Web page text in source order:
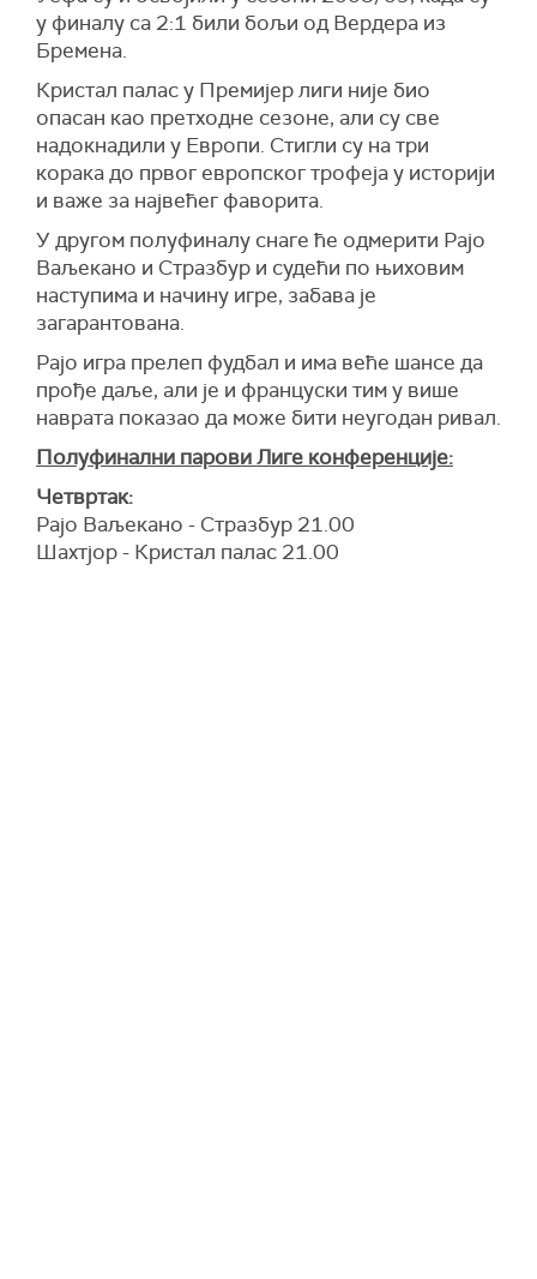
у финалу са 2:1 били бољи од Вердера из
Бремена.
Кристал палас у Премијер лиги није био
опасан као претходне сезоне, али су све
надокнадили у Европи. Стигли су на три
корака до првог европског трофеја у историји
и важе за највећег фаворита.
У другом полуфиналу снаге ће одмерити Рајо
Ваљекано и Стразбур и судећи по њиховим
наступима и начину игре, забава је
загарантована.
Рајо игра прелеп фудбал и има веће шансе да
прође даље, али је и француски тим у више
наврата показао да може бити неугодан ривал.
Полуфинални парови Лиге конференције:
Четвртак:
Рајо Ваљекано - Стразбур 21.00
Шахтјор - Кристал палас 21.00